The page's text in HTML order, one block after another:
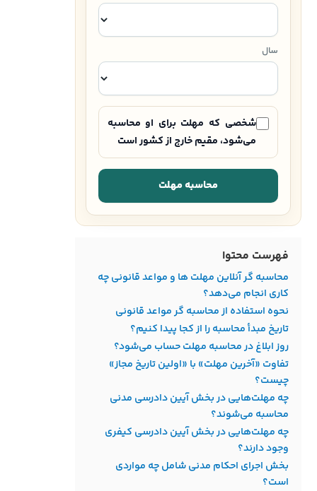
سال
شخصی که مهلت برای او محاسبه
می‌شود، مقیم خارج از کشور است
محاسبه مهلت
فهرست محتوا
محاسبه گر آنلاین مهلت‌ ها و مواعد قانونی چه
کاری انجام می‌دهد؟
نحوه استفاده از محاسبه‌ گر مواعد قانونی
تاریخ مبدأ محاسبه را از کجا پیدا کنیم؟
روز ابلاغ در محاسبه مهلت حساب می‌شود؟
تفاوت «آخرین مهلت» با «اولین تاریخ مجاز»
چیست؟
چه مهلت‌هایی در بخش آیین دادرسی مدنی
محاسبه می‌شوند؟
چه مهلت‌هایی در بخش آیین دادرسی کیفری
وجود دارند؟
بخش اجرای احکام مدنی شامل چه مواردی
است؟